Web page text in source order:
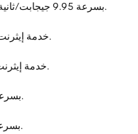
STM-64/OC-192: خدمة SDH/SONET بسرعة 9.95 جيجابت/ثانية.
10GE LAN: خدمة إيثرنت بسرعة 10.31 جيجابت/ثانية.
WAN 10GE: خدمة إيثرنت بسرعة 9.95 جيجابت/ثانية.
OTU2: خدمة OTN بسرعة 10.71 جيجابت/ثانية.
OTU2e: خدمة OTN بسرعة 11.1 جيجابت/ثانية.